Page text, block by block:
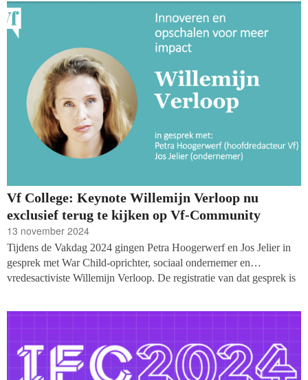
Vf College: Keynote Willemijn Verloop nu
exclusief terug te kijken op Vf-Community
13 november 2024
Tijdens de Vakdag 2024 gingen Petra Hoogerwerf en Jos Jelier in
gesprek met War Child-oprichter, sociaal ondernemer en
vredesactiviste Willemijn Verloop. De registratie van dat gesprek is